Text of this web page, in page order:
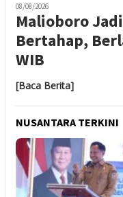
08/08/2026
Malioboro
Bertahap,
WIB
[Baca Berita]
NUSANTARA TERKINI